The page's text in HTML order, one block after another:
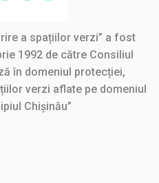
a spațiilor verzi” a fost
1992 de către Consiliul
în domeniul protecției,
verzi aflate pe domeniul
Chișinău”